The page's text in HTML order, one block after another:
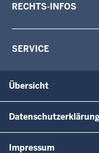
RECHTS-INFOS
SERVICE
Übersicht
Impressum